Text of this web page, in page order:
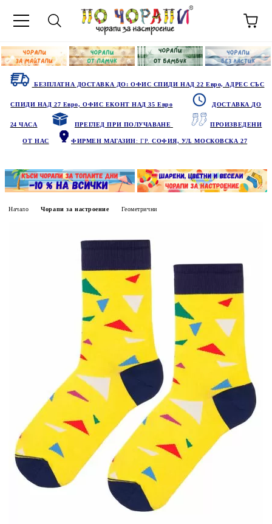
БЕЗПЛАТНА ДОСТАВКА ДО: ОФИС СПИДИ НАД 22 Евро, АДРЕС СЪС
СПИДИ НАД 27 Евро, ОФИС ЕКОНТ НАД 35 Евро ДОСТАВКА ДО
24 ЧАСА ПРЕГЛЕД ПРИ ПОЛУЧАВАНЕ ПРОИЗВЕДЕНИ
ОТ НАС ФИРМЕН МАГАЗИН: ГР.СОФИЯ, УЛ. МОСКОВСКА 27
Начало Чорапи за настроение Геометрични